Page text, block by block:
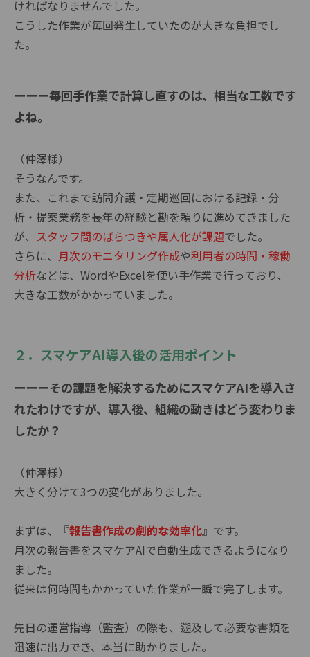
ければなりませんでした。
こうした作業が毎回発生していたのが大きな負担でし
た。
ーーー毎回手作業で計算し直すのは、相当な工数です
よね。
（仲澤様）
そうなんです。
また、これまで訪問介護・定期巡回における記録・分
析・提案業務を長年の経験と勘を頼りに進めてきました
が、 スタッフ間のばらつきや属人化が課題でした。
さらに、 月次のモニタリング作成や利用者の時間・稼働
分析などは、WordやExcelを使い手作業で行っており、
大きな工数がかかっていました。
２．スマケアAI導入後の活用ポイント
ーーーその課題を解決するためにスマケアAIを導入さ
れたわけですが、導入後、組織の動きはどう変わりま
したか？
（仲澤様）
大きく分けて3つの変化がありました。
まずは、『報告書作成の劇的な効率化』です。
月次の報告書をスマケアAIで自動生成できるようになり
ました。
従来は何時間もかかっていた作業が一瞬で完了します。
先日の運営指導（監査）の際も、遡及して必要な書類を
迅速に出力でき、本当に助かりました。